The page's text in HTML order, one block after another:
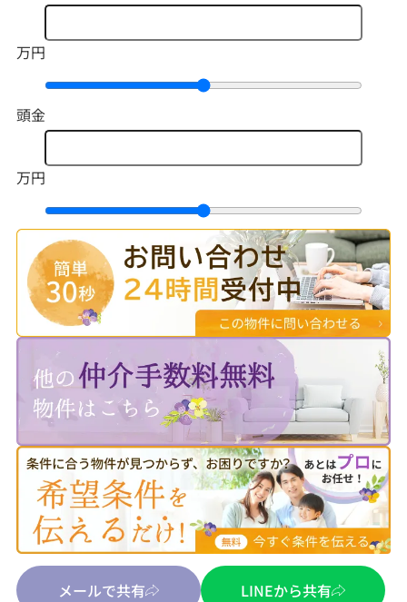
万円
頭金
万円
メールで共有 LINEから共有